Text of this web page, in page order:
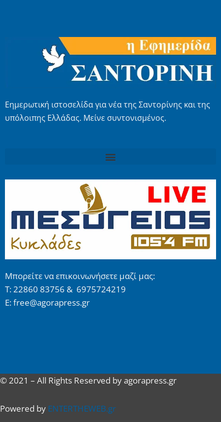
Εημερωτική ιστοσελίδα για νέα της Σαντορίνης και της
υπόλοιπης Ελλάδας. Μείνε συντονισμένος.
Μπορείτε να επικοινωνήσετε μαζί μας:
Τ: 22860 83756 & 6975724219
E: free@agorapress.gr
© 2021 – All Rights Reserved by agorapress.gr
Powered by ENTERTHEWEB.gr